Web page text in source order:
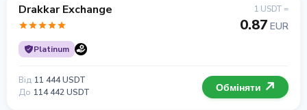
Drakkar Exchange
Platinum
1 USDT =
0.87 EUR
Від 11 444 USDT
До 114 442 USDT Обміняти